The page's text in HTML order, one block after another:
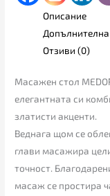
Описание
Отзиви (0)
Масажен стол
елегантната си
златисти акценти.
Веднага щом се
глави масажира
точност.
масаж се простира